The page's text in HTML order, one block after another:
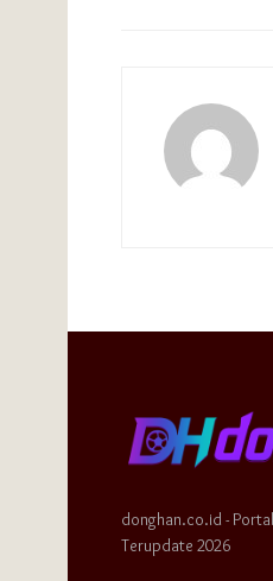
donghan.co.id -
Terupdate 2026